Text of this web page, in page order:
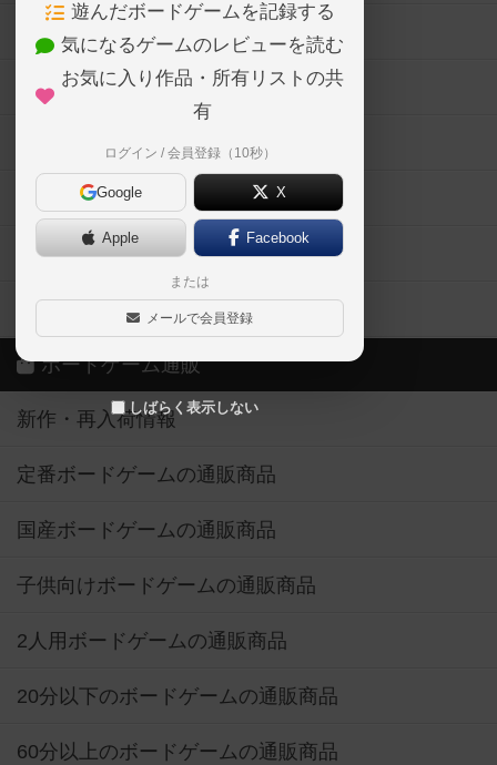
遊んだボードゲームを記録する
気になるゲームのレビューを読む
お気に入り作品・所有リストの共
有
ログイン / 会員登録（10秒）
Google X
Apple Facebook
または
メールで会員登録
しばらく表示しない
ボードゲーム会情報
メカニクス特集
掲示板・トピックス
ボドとも・会員一覧
ボードゲーム業界コラム
ボドゲーマご利用案内
ボードゲーム通販
新作・再入荷情報
定番ボードゲームの通販商品
国産ボードゲームの通販商品
子供向けボードゲームの通販商品
2人用ボードゲームの通販商品
20分以下のボードゲームの通販商品
60分以上のボードゲームの通販商品